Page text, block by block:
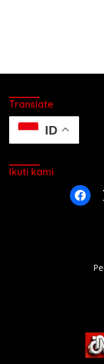
Translate
ID
Ikuti kami